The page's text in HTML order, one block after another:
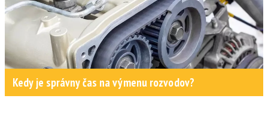
Kedy je správny čas na výmenu rozvodov?